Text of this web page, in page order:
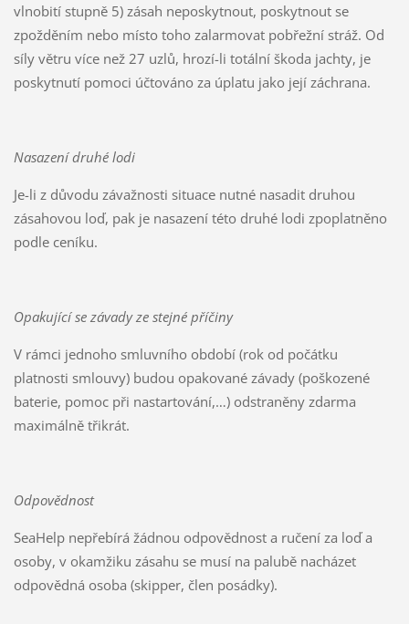
vlnobití stupně 5) zásah neposkytnout, poskytnout se
zpožděním nebo místo toho zalarmovat pobřežní stráž. Od
síly větru více než 27 uzlů, hrozí-li totální škoda jachty, je
poskytnutí pomoci účtováno za úplatu jako její záchrana.
Nasazení druhé lodi
Je-li z důvodu závažnosti situace nutné nasadit druhou
zásahovou loď, pak je nasazení této druhé lodi zpoplatněno
podle ceníku.
Opakující se závady ze stejné příčiny
V rámci jednoho smluvního období (rok od počátku
platnosti smlouvy) budou opakované závady (poškozené
baterie, pomoc při nastartování,…) odstraněny zdarma
maximálně třikrát.
Odpovědnost
SeaHelp nepřebírá žádnou odpovědnost a ručení za loď a
osoby, v okamžiku zásahu se musí na palubě nacházet
odpovědná osoba (skipper, člen posádky).